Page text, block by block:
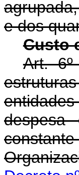
e dos
Custo
Art.
despesa